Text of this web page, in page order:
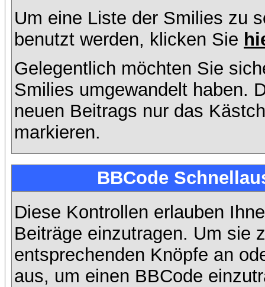
Um eine Liste der Smilies zu
benutzt werden, klicken Sie
Gelegentlich möchten Sie
Smilies umgewandelt haben.
neuen Beitrags nur das
markieren.
BBCode
Diese Kontrollen erlauben
Beiträge einzutragen. Um sie
entsprechenden Knöpfe an
aus, um einen BBCode